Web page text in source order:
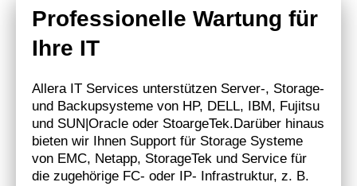
Professionelle Wartung für
Ihre IT
Allera IT Services unterstützen Server-, Storage-
und Backupsysteme von HP, DELL, IBM, Fujitsu
und SUN|Oracle oder StoargeTek.Darüber hinaus
bieten wir Ihnen Support für Storage Systeme
von EMC, Netapp, StorageTek und Service für
die zugehörige FC- oder IP- Infrastruktur, z. B.